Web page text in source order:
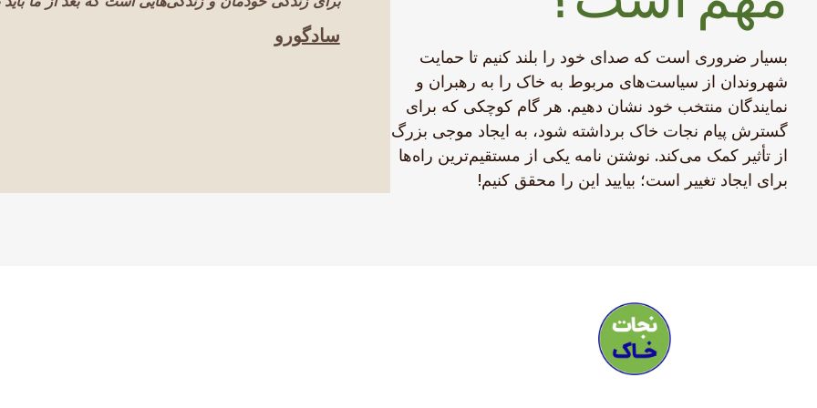
بسیار ضروری است که صدای خود را بلند کنیم تا حمایت
شهروندان از سیاست‌های مربوط به خاک را به رهبران و
نمایندگان منتخب خود نشان دهیم. هر گام کوچکی که برای
گسترش پیام نجات خاک برداشته شود، به ایجاد موجی بزرگ
از تأثیر کمک می‌کند. نوشتن نامه یکی از مستقیم‌ترین راه‌ها
برای ایجاد تغییر است؛ بیایید این را محقق کنیم!
سادگورو